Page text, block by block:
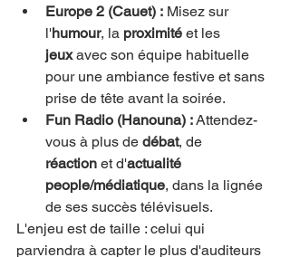
Europe 2 (Cauet) : Misez sur
l'humour, la proximité et les
jeux avec son équipe habituelle
pour une ambiance festive et sans
prise de tête avant la soirée.
Fun Radio (Hanouna) : Attendez-
vous à plus de débat, de
réaction et d'actualité
people/médiatique, dans la lignée
de ses succès télévisuels.
L'enjeu est de taille : celui qui
parviendra à capter le plus d'auditeurs